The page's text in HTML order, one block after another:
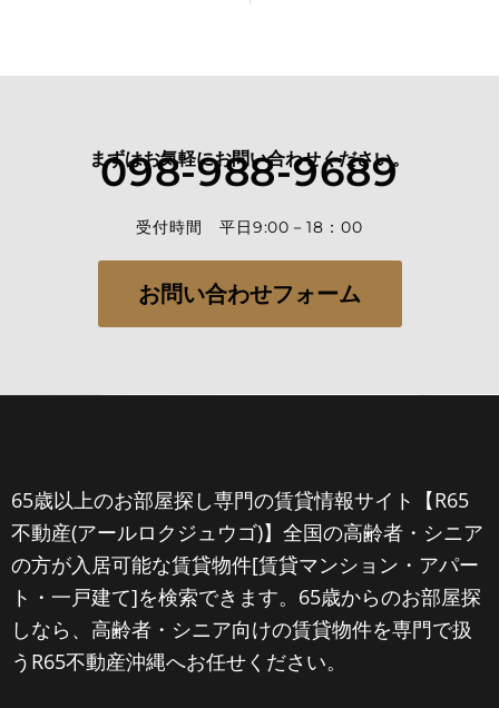
まずはお気軽にお問い合わせください。
098-988-9689
受付時間 平日9:00－18：00
お問い合わせフォーム
65歳以上のお部屋探し専門の賃貸情報サイト【R65
不動産(アールロクジュウゴ)】全国の高齢者・シニア
の方が入居可能な賃貸物件[賃貸マンション・アパー
ト・一戸建て]を検索できます。65歳からのお部屋探
しなら、高齢者・シニア向けの賃貸物件を専門で扱
うR65不動産沖縄へお任せください。